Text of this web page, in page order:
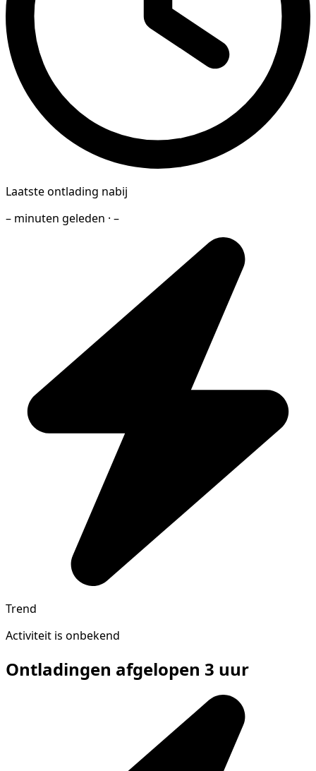
Laatste ontlading nabij
– minuten geleden · –
Trend
Activiteit is onbekend
Ontladingen afgelopen 3 uur